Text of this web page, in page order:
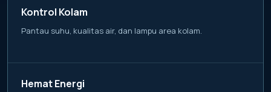
Kontrol Kolam
Pantau suhu, kualitas air, dan lampu area kolam.
Hemat Energi